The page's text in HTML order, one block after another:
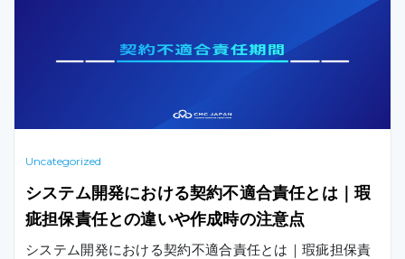
Uncategorized
システム開発における契約不適合責任とは｜瑕
疵担保責任との違いや作成時の注意点
システム開発における契約不適合責任とは｜瑕疵担保責